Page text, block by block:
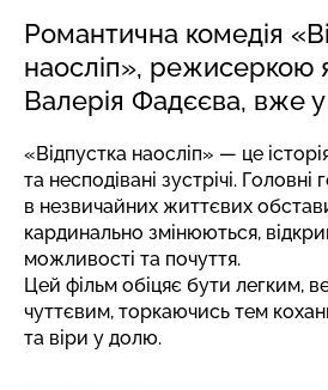
Романтична комедія
наосліп», режисеркою
Валерія Фадєєва, вже у
«Відпустка наосліп» — це
та несподівані зустрічі.
в незвичайних життєвих
кардинально змінюються,
можливості та почуття.
Цей фільм обіцяє бути легким,
чуттєвим, торкаючись тем
та віри у долю.